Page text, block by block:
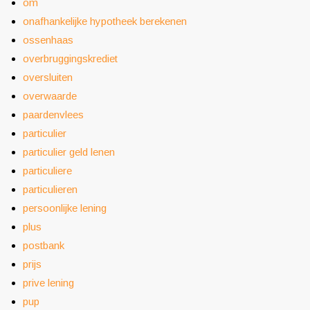
om
onafhankelijke hypotheek berekenen
ossenhaas
overbruggingskrediet
oversluiten
overwaarde
paardenvlees
particulier
particulier geld lenen
particuliere
particulieren
persoonlijke lening
plus
postbank
prijs
prive lening
pup